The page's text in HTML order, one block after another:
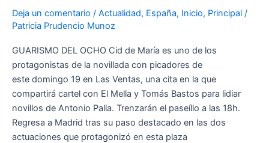
Deja un comentario / Actualidad, España, Inicio, Principal /
Patricia Prudencio Munoz
GUARISMO DEL OCHO Cid de María es uno de los
protagonistas de la novillada con picadores de
este domingo 19 en Las Ventas, una cita en la que
compartirá cartel con El Mella y Tomás Bastos para lidiar
novillos de Antonio Palla. Trenzarán el paseíllo a las 18h.
Regresa a Madrid tras su paso destacado en las dos
actuaciones que protagonizó en esta plaza
domingo
Las
Ventas